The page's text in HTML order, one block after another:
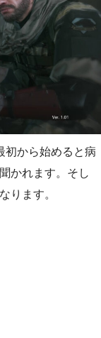
初から始めると病
かれます。そし
ります。